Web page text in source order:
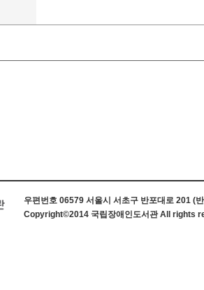
우편번호 06579 서울시 서초구 반포대로 201 (
Copyright©2014 국립장애인도서관 All rights